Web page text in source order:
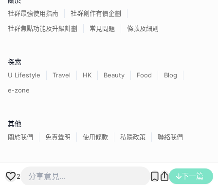
2 下一篇
社群最強使用指南
社群創作有價企劃
社群焦點功能及升級計劃
常見問題 條款及細則
探索
U Lifestyle Travel HK Beauty Food
Blog
e-zone
其他
關於我們 免責聲明 使用條款 私隱政策 聯絡我們
香港經濟日報版權所有©